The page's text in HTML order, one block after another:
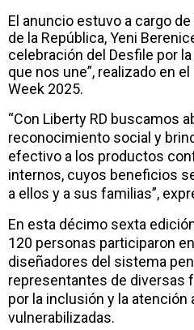
El anuncio estuvo a cargo
de la República, Yeni
celebración del Desfile por
que nos une”, realizado en
Week 2025.
“Con Liberty RD buscamos
reconocimiento social y
efectivo a los productos
internos, cuyos beneficios
a ellos y a sus familias”,
En esta décimo sexta
120 personas participaron
diseñadores del sistema
representantes de diversas
por la inclusión y la atención
vulnerabilizadas.